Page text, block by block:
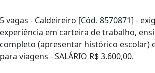
5 vagas - Caldeireiro [Cód. 8570871] -
experiência em carteira de trabalho,
completo (apresentar histórico escolar)
para viagens - SALÁRIO R$ 3.600,00.